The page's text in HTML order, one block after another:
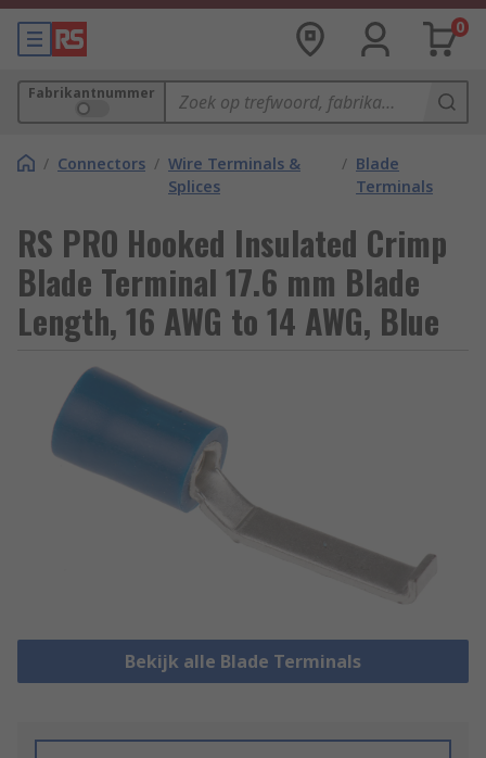
0
Fabrikantnummer
/ Connectors / Wire Terminals &
Splices
/ Blade
Terminals
RS PRO Hooked Insulated Crimp
Blade Terminal 17.6 mm Blade
Length, 16 AWG to 14 AWG, Blue
Bekijk alle Blade Terminals